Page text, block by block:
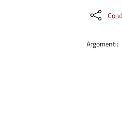
Argomenti: